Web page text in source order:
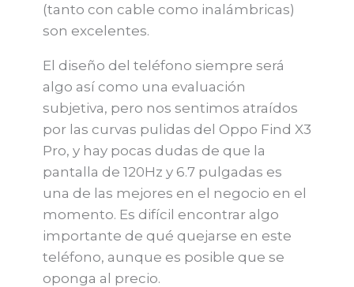
(tanto con cable como inalámbricas)
son excelentes.
El diseño del teléfono siempre será
algo así como una evaluación
subjetiva, pero nos sentimos atraídos
por las curvas pulidas del Oppo Find X3
Pro, y hay pocas dudas de que la
pantalla de 120Hz y 6.7 pulgadas es
una de las mejores en el negocio en el
momento. Es difícil encontrar algo
importante de qué quejarse en este
teléfono, aunque es posible que se
oponga al precio.